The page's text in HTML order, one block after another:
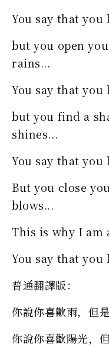
You say that you
but you open
rains...
You say that you
but you find a
shines...
You say that
But you close
blows...
This is why I am
You say that you
普通翻譯版：
你說你喜歡雨，但
你說你喜歡陽光，